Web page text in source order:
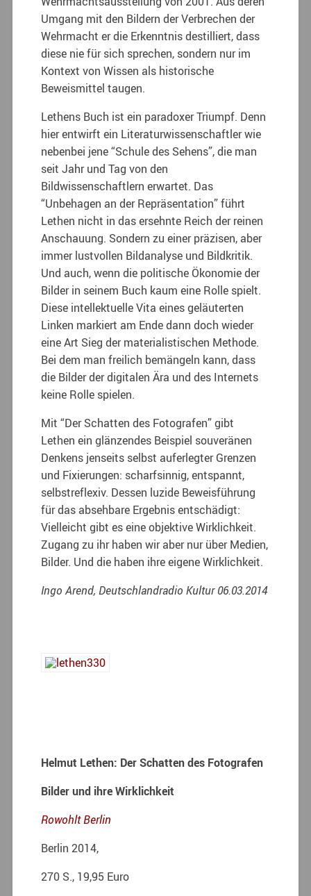
Umgang mit den Bildern der Verbrechen der
Wehrmacht er die Erkenntnis destilliert, dass
diese nie für sich sprechen, sondern nur im
Kontext von Wissen als historische
Beweismittel taugen.
Lethens Buch ist ein paradoxer Triumpf. Denn
hier entwirft ein Literaturwissenschaftler wie
nebenbei jene “Schule des Sehens”, die man
seit Jahr und Tag von den
Bildwissenschaftlern erwartet. Das
“Unbehagen an der Repräsentation” führt
Lethen nicht in das ersehnte Reich der reinen
Anschauung. Sondern zu einer präzisen, aber
immer lustvollen Bildanalyse und Bildkritik.
Und auch, wenn die politische Ökonomie der
Bilder in seinem Buch kaum eine Rolle spielt.
Diese intellektuelle Vita eines geläuterten
Linken markiert am Ende dann doch wieder
eine Art Sieg der materialistischen Methode.
Bei dem man freilich bemängeln kann, dass
die Bilder der digitalen Ära und des Internets
keine Rolle spielen.
Mit “Der Schatten des Fotografen” gibt
Lethen ein glänzendes Beispiel souveränen
Denkens jenseits selbst auferlegter Grenzen
und Fixierungen: scharfsinnig, entspannt,
selbstreflexiv. Dessen luzide Beweisführung
für das absehbare Ergebnis entschädigt:
Vielleicht gibt es eine objektive Wirklichkeit.
Zugang zu ihr haben wir aber nur über Medien,
Bilder. Und die haben ihre eigene Wirklichkeit.
Ingo Arend, Deutschlandradio Kultur 06.03.2014
Helmut Lethen: Der Schatten des Fotografen
Bilder und ihre Wirklichkeit
Rowohlt Berlin
Berlin 2014,
270 S., 19,95 Euro